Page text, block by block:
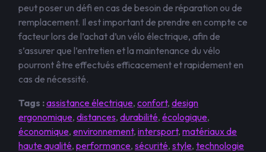
peut poser un défi en cas de besoin de réparation ou de
remplacement. Il est important de prendre en compte ce
facteur lors de l’achat d’un vélo électrique, afin de
s’assurer que l’entretien et la maintenance du vélo
pourront être effectués efficacement et rapidement en
cas de nécessité.
Tags :assistance électrique, confort, design
ergonomique, distances, durabilité, écologique,
économique, environnement, intersport, matériaux de
haute qualité, performance, sécurité, style, technologie